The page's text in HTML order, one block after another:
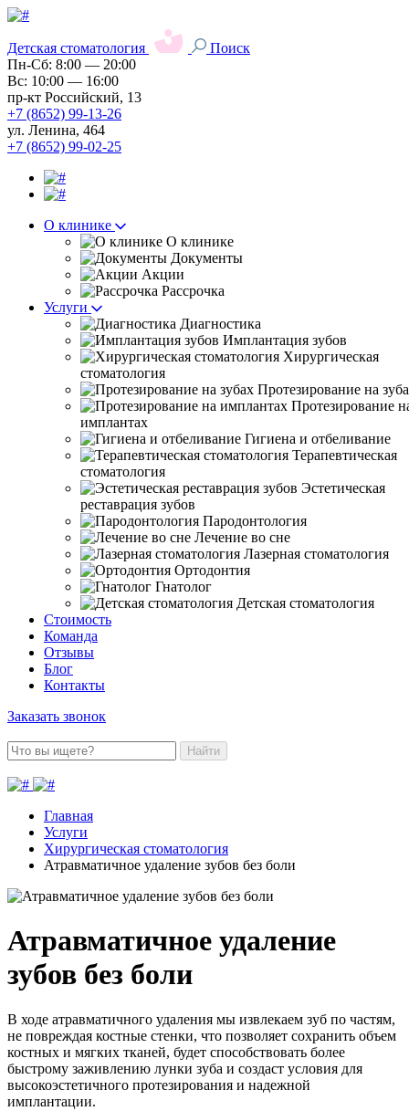
Детская стоматология
Поиск
Пн-Сб: 8:00 — 20:00
Вс: 10:00 — 16:00
пр-кт Российский, 13
+7 (8652) 99-13-26
ул. Ленина, 464
+7 (8652) 99-02-25
О клинике
О клинике
Документы
Акции
Рассрочка
Услуги
Диагностика
Имплантация зубов
Хирургическая
стоматология
Протезирование на
Протезирование
имплантах
Гигиена и отбеливание
Терапевтическая
стоматология
Эстетическая
реставрация зубов
Пародонтология
Лечение во сне
Лазерная стоматология
Ортодонтия
Гнатолог
Детская стоматология
Стоимость
Команда
Отзывы
Блог
Контакты
Заказать звонок
Найти
Главная
Услуги
Хирургическая стоматология
Атравматичное удаление зубов без боли
Атравматичное удаление
зубов без боли
В ходе атравматичного удаления мы извлекаем зуб по частям,
не повреждая костные стенки, что позволяет сохранить объем
костных и мягких тканей, будет способствовать более
быстрому заживлению лунки зуба и создаст условия для
высокоэстетичного протезирования и надежной
имплантации.